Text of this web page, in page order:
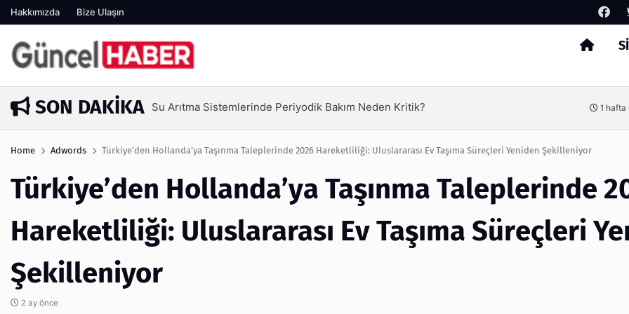
Hakkımızda Bize Ulaşın
Arama
SON DAKIKA
Bakım Neden Kritik? 1 hafta önceAmbalaj Süreçlerinde Yeni Nesil Verimliliği Olimpack
Home Adwords Türkiye’den Hollanda’ya Taşınma Taleplerinde 2026 Hareketliliği: Uluslararası Ev Taşıma Süreçleri Yeniden Şekilleniyor
Türkiye’den Hollanda’ya Taşınma Taleplerinde
Hareketliliği: Uluslararası Ev Taşıma Süreçleri
Şekilleniyor
2 ay önce